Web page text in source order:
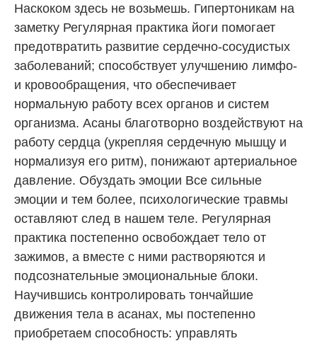
Наскоком здесь не возьмешь. Гипертоникам на
заметку Регулярная практика йоги помогает
предотвратить развитие сердечно-сосудистых
заболеваний; способствует улучшению лимфо-
и кровообращения, что обеспечивает
нормальную работу всех органов и систем
организма. Асаны благотворно воздействуют на
работу сердца (укрепляя сердечную мышцу и
нормализуя его ритм), понижают артериальное
давление. Обуздать эмоции Все сильные
эмоции и тем более, психологические травмы
оставляют след в нашем теле. Регулярная
практика постепенно освобождает тело от
зажимов, а вместе с ними растворяются и
подсознательные эмоциональные блоки.
Научившись контролировать тончайшие
движения тела в асанах, мы постепенно
приобретаем способность: управлять